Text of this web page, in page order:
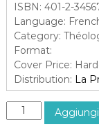
ISBN: 401-2-
Language:
Category:
Format:
Cover Price:
Distribution: La
n